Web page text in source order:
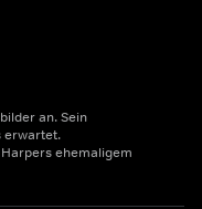
an. Sein
erwartet.
ehemaligem